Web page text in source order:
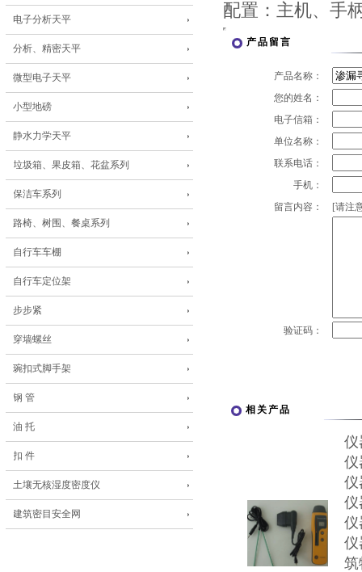
电子分析天平
分析、精密天平
微型电子天平
小型地磅
静水力学天平
垃圾箱、果皮箱、花盆系列
保洁车系列
路椅、树围、餐桌系列
自行车车棚
自行车定位架
步步紧
穿墙螺丝
琬扣式脚手架
钢 管
油 托
扣 件
土壤无核湿度密度仪
建筑密目安全网
配置：主机、手
产品留言
产品名称：
您的姓名：
电子信箱：
单位名称：
联系电话：
手机：
留言内容：
[请注
验证码：
相关产品
仪
仪
仪
仪
仪
仪
筑